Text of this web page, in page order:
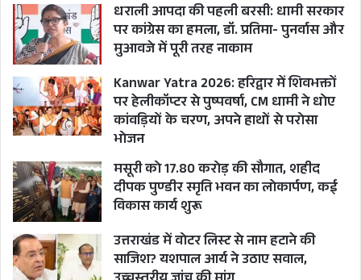
हरियाणा से सुधा यादव को लेकर यादव/ओबीसी वोटर्स
को 2024 और हरियाणा विधानसभा चुनाव के मद्देनज़र
संसदीय बोर्ड में स्थान दिया गया है। हरियाणा, राजस्थान में
यादव अधिकतर भाजपा के साथ हैं और तेजस्वी-अखिलेश
से मुकाबले को लेकर यूपी-बिहार पर मोदी-शाह की नजर
है।पूर्व सांसद सुधा यादव करगिल शहीद की पत्नी हैं इस
लिहाज से फौजी वोटर्स को भी टारगेट करना मकसद दिखता
है।
भाजपा संसदीय बोर्ड में पहली बार नॉर्थ ईस्ट की नुमाइंदगी
भी पूर्व सीएम और केन्द्रीय मंत्री सर्बानंद सोनोवाल के जरिये
धराली आपदा की पहली बरसी: धामी सरकार
पर कांग्रेस का हमला, डॉ. प्रतिमा- पुनर्वास और
मुआवजे में पूरी तरह नाकाम
Kanwar Yatra 2026: हरिद्वार में शिवभक्तों
पर हेलीकॉप्टर से पुष्पवर्षा, CM धामी ने धोए
कांवड़ियों के चरण, अपने हाथों से परोसा
भोजन
मसूरी को 17.80 करोड़ की सौगात, शहीद
दीपक पुण्डीर स्मृति भवन का लोकार्पण, कई
विकास कार्य शुरू
उत्तराखंड में वोटर लिस्ट से नाम हटाने की
साजिश? यशपाल आर्य ने उठाए सवाल,